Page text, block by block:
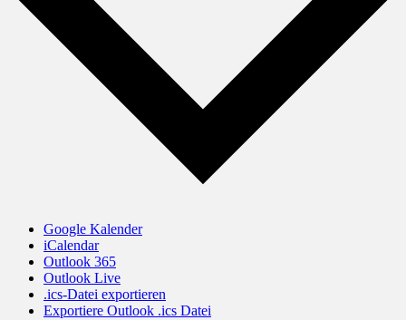
Google Kalender
iCalendar
Outlook 365
Outlook Live
.ics-Datei exportieren
Exportiere Outlook .ics Datei